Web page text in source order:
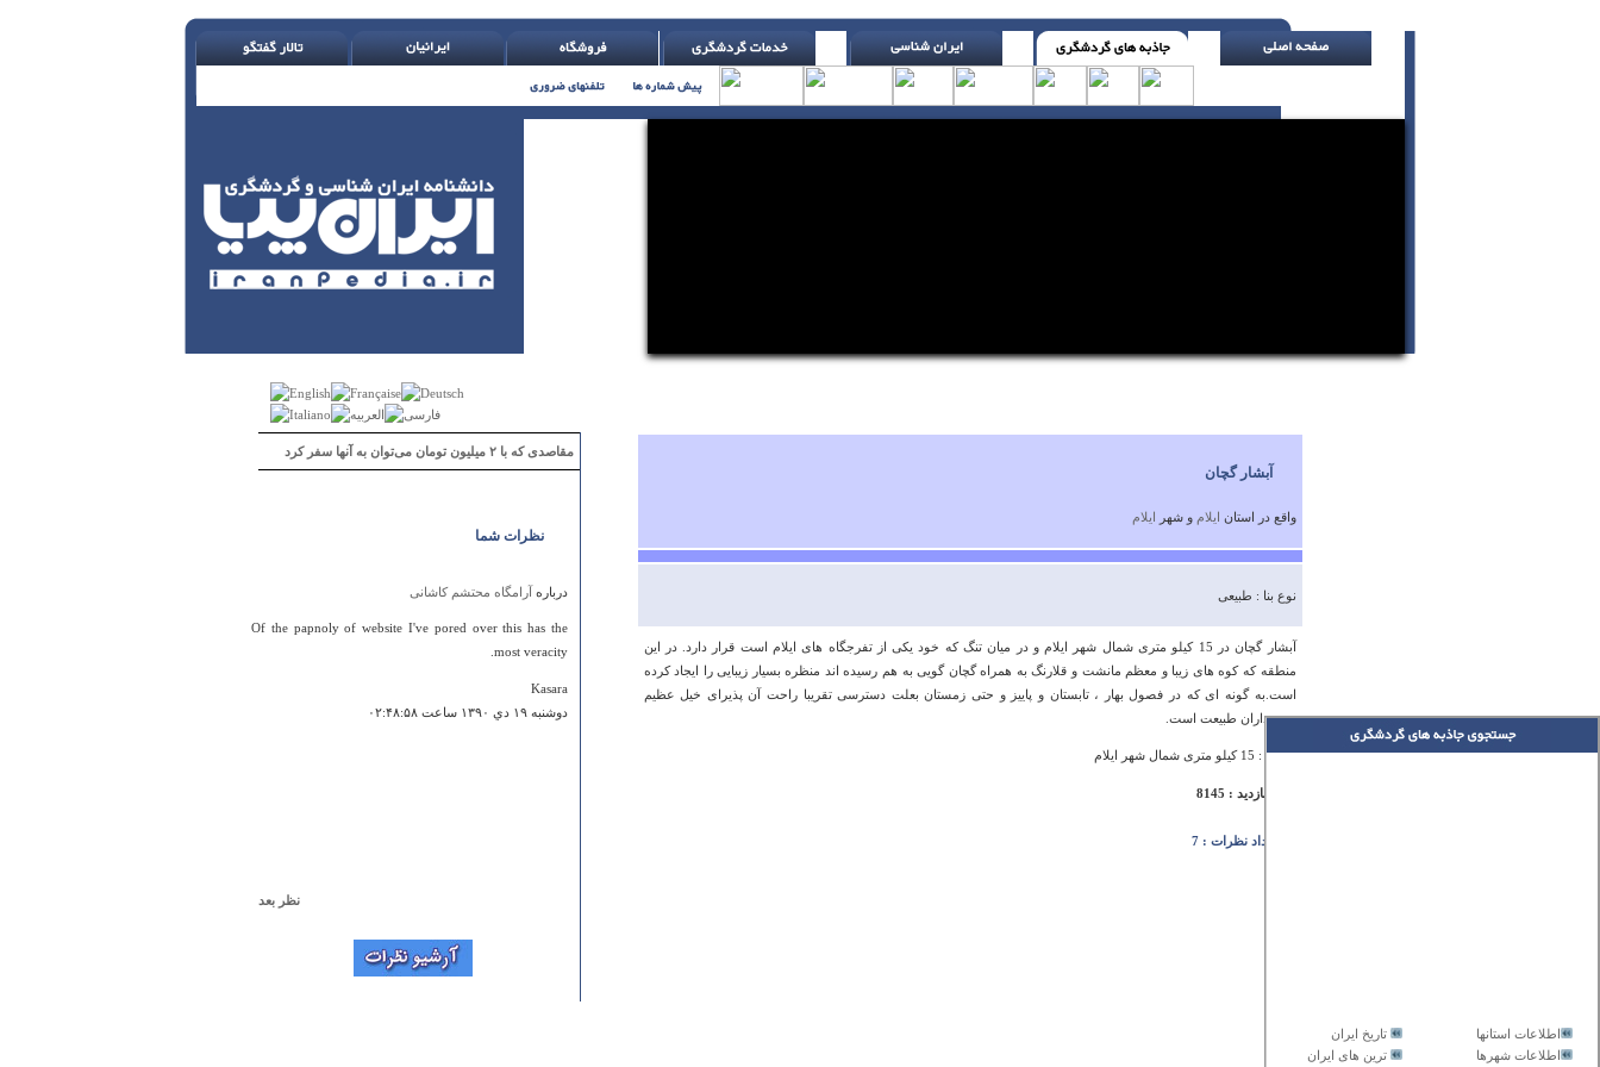
تاریخ ایران
اطلاعات استانها
ترین های ایران
اطلاعات شهرها
مقاصدی که با ۲ میلیون تومان می‌توان به آنها سفر کرد
نظرات شما
درباره آرامگاه محتشم کاشانی
Of the papnoly of website I've pored over this has the
most veracity.
Kasara
دوشنبه ۱۹ دي ۱۳۹۰ ساعت ۰۲:۴۸:۵۸
بدون دیدن عکس می شه فهمید قشنگه یا نه چند تا عکس
نظر بعد
آبشار گچان
واقع در استان ايلام و شهر ايلام
نوع بنا : طبیعی
آبشار گچان در 15 کیلو متری شمال شهر ایلام و در میان تنگ که خود یکی از تفرجگاه های ایلام است قرار دارد. در این
منطقه که کوه های زیبا و معظم مانشت و قلارنگ به همراه گچان گویی به هم رسیده اند منظره بسیار زیبایی را ایجاد کرده
است.به گونه ای که در فصول بهار ، تابستان و پاییز و حتی زمستان بعلت دسترسی تقریبا راحت آن پذیرای خیل عظیم
دوستداران طبیعت است.
آدرس : 15 کیلو متری شمال شهر ایلام
تعداد بازدید : 8145
تعداد نظرات : 7